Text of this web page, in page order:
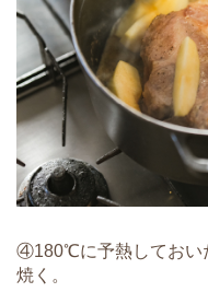
④180℃に予熱しておい
焼く。